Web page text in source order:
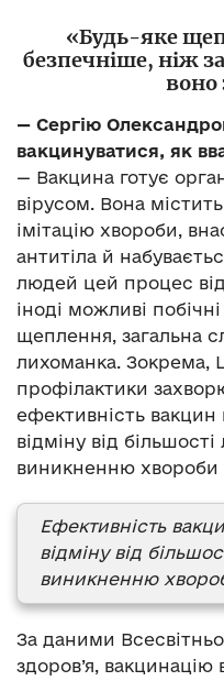
«Будь-яке
безпечніше, ніж
воно
— Сергію
вакцинуватися, як
— Вакцина готує
вірусом. Вона
імітацію хвороби,
антитіла й
людей цей процес
іноді можливі
щеплення, загальна
лихоманка. Зокрема,
профілактики
ефективність вакцин
відміну від
виникненню хвороби
Ефективність
відміну від
виникненню
За даними
здоров’я,